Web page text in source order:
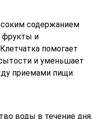
содержанием
фрукты и
помогает
и уменьшает
приемами пищи.
воды в течение дня.